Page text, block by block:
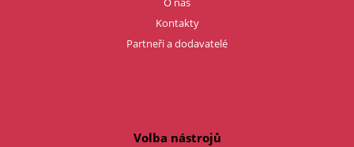
Kontakty
Partneři a dodavatelé
Volba nástrojů